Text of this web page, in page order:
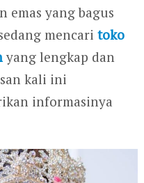
emas yang bagus
mencari toko
yang lengkap dan
kali ini
informasinya